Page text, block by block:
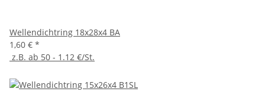
Wellendichtring 18x28x4 BA
1,60 € *
z.B. ab 50 - 1.12 €/St.